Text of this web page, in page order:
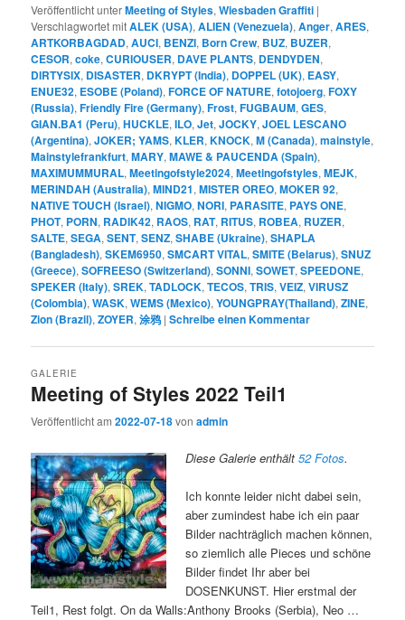
Veröffentlicht unterMeeting of Styles,Wiesbaden Graffiti |
Verschlagwortet mitALEK (USA),ALIEN (Venezuela),Anger,ARES,
ARTKORBAGDAD,AUCI, BENZI, Born Crew, BUZ, BUZER,
CESOR,coke,CURIOUSER, DAVE PLANTS, DENDYDEN,
DIRTYSIX, DISASTER, DKRYPT (India), DOPPEL (UK), EASY,
ENUE32, ESOBE (Poland),FORCE OF NATURE,fotojoerg,FOXY
(Russia),Friendly Fire (Germany),Frost,FUGBAUM,GES,
GIAN.BA1 (Peru),HUCKLE,ILO,Jet,JOCKY,JOEL LESCANO
(Argentina),JOKER; YAMS,KLER,KNOCK,M (Canada),mainstyle,
Mainstylefrankfurt,MARY,MAWE & PAUCENDA (Spain),
MAXIMUMMURAL,Meetingofstyle2024,Meetingofstyles,MEJK,
MERINDAH (Australia),MIND21,MISTER OREO,MOKER 92,
NATIVE TOUCH (Israel),NIGMO,NORI, PARASITE, PAYS ONE,
PHOT, PORN, RADIK42, RAOS, RAT, RITUS, ROBEA, RUZER,
SALTE,SEGA,SENT,SENZ,SHABE (Ukraine),SHAPLA
(Bangladesh),SKEM6950,SMCART VITAL,SMITE (Belarus),SNUZ
(Greece),SOFREESO (Switzerland),SONNI,SOWET,SPEEDONE,
SPEKER (Italy),SREK,TADLOCK,TECOS,TRIS,VEIZ,VIRUSZ
(Colombia),WASK,WEMS (Mexico),YOUNGPRAY(Thailand),ZINE,
Zion (Brazil),ZOYER,涂鸦 |Schreibe einen Kommentar
Meeting of Styles 2022 Teil1
GALERIE
Veröffentlicht am2022-07-18vonadmin
Diese Galerie enthält52 Fotos.
Ich konnte leider nicht dabei sein,
aber zumindest habe ich ein paar
Bilder nachträglich machen können,
so ziemlich alle Pieces und schöne
Bilder findet Ihr aber bei
DOSENKUNST. Hier erstmal der
Teil1, Rest folgt. On da Walls:Anthony Brooks (Serbia), Neo …